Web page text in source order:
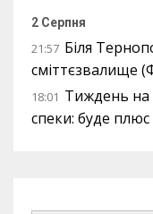
2 Серпня
21:57 Біля
сміттєзвалище
18:01 Тиждень на
спеки: буде плюс